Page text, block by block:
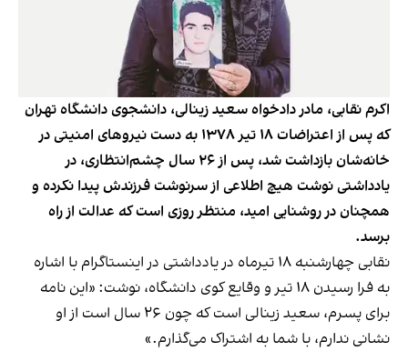
اکرم نقابی، مادر دادخواه سعید زینالی، دانشجوی دانشگاه تهران
که پس از اعتراضات ۱۸ تیر ۱۳۷۸ به دست نیروهای امنیتی در
خانه‌شان بازداشت شد، پس از ۲۶ سال چشم‌انتظاری، در
یادداشتی نوشت هیچ اطلاعی از سرنوشت فرزندش پیدا نکرده و
همچنان در روشنایی امید، منتظر روزی است که عدالت از راه
برسد.
نقابی چهارشنبه ۱۸ تیرماه در یادداشتی در اینستاگرام با اشاره
به فرا رسیدن ۱۸ تیر و وقایع کوی دانشگاه، نوشت: «این نامه
برای پسرم، سعید زینالی است که چون ۲۶ سال است از او
نشانی ندارم، با شما به اشتراک می‌گذارم.»